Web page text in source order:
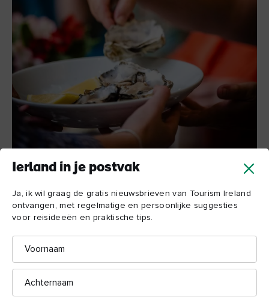
Ierland in je postvak
Ja, ik wil graag de gratis nieuwsbrieven van Tourism Ireland
ontvangen, met regelmatige en persoonlijke suggesties
voor reisideeën en praktische tips.
Voornaam
Achternaam
Oesters op de Engelse markt, Cork
Vier de rijke cultuur van Ierland
1 Ervaar cultuur in de natuur
Houtsnijwerk, kaas maken, zelfs het bouwen van muren met